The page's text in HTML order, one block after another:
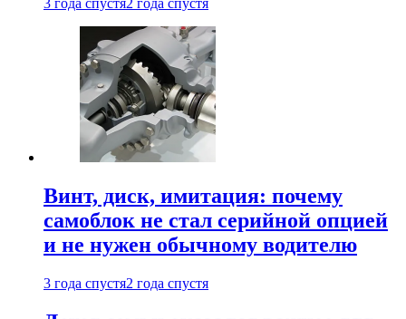
3 года спустя2 года спустя
Винт, диск, имитация: почему
самоблок не стал серийной опцией
и не нужен обычному водителю
3 года спустя2 года спустя